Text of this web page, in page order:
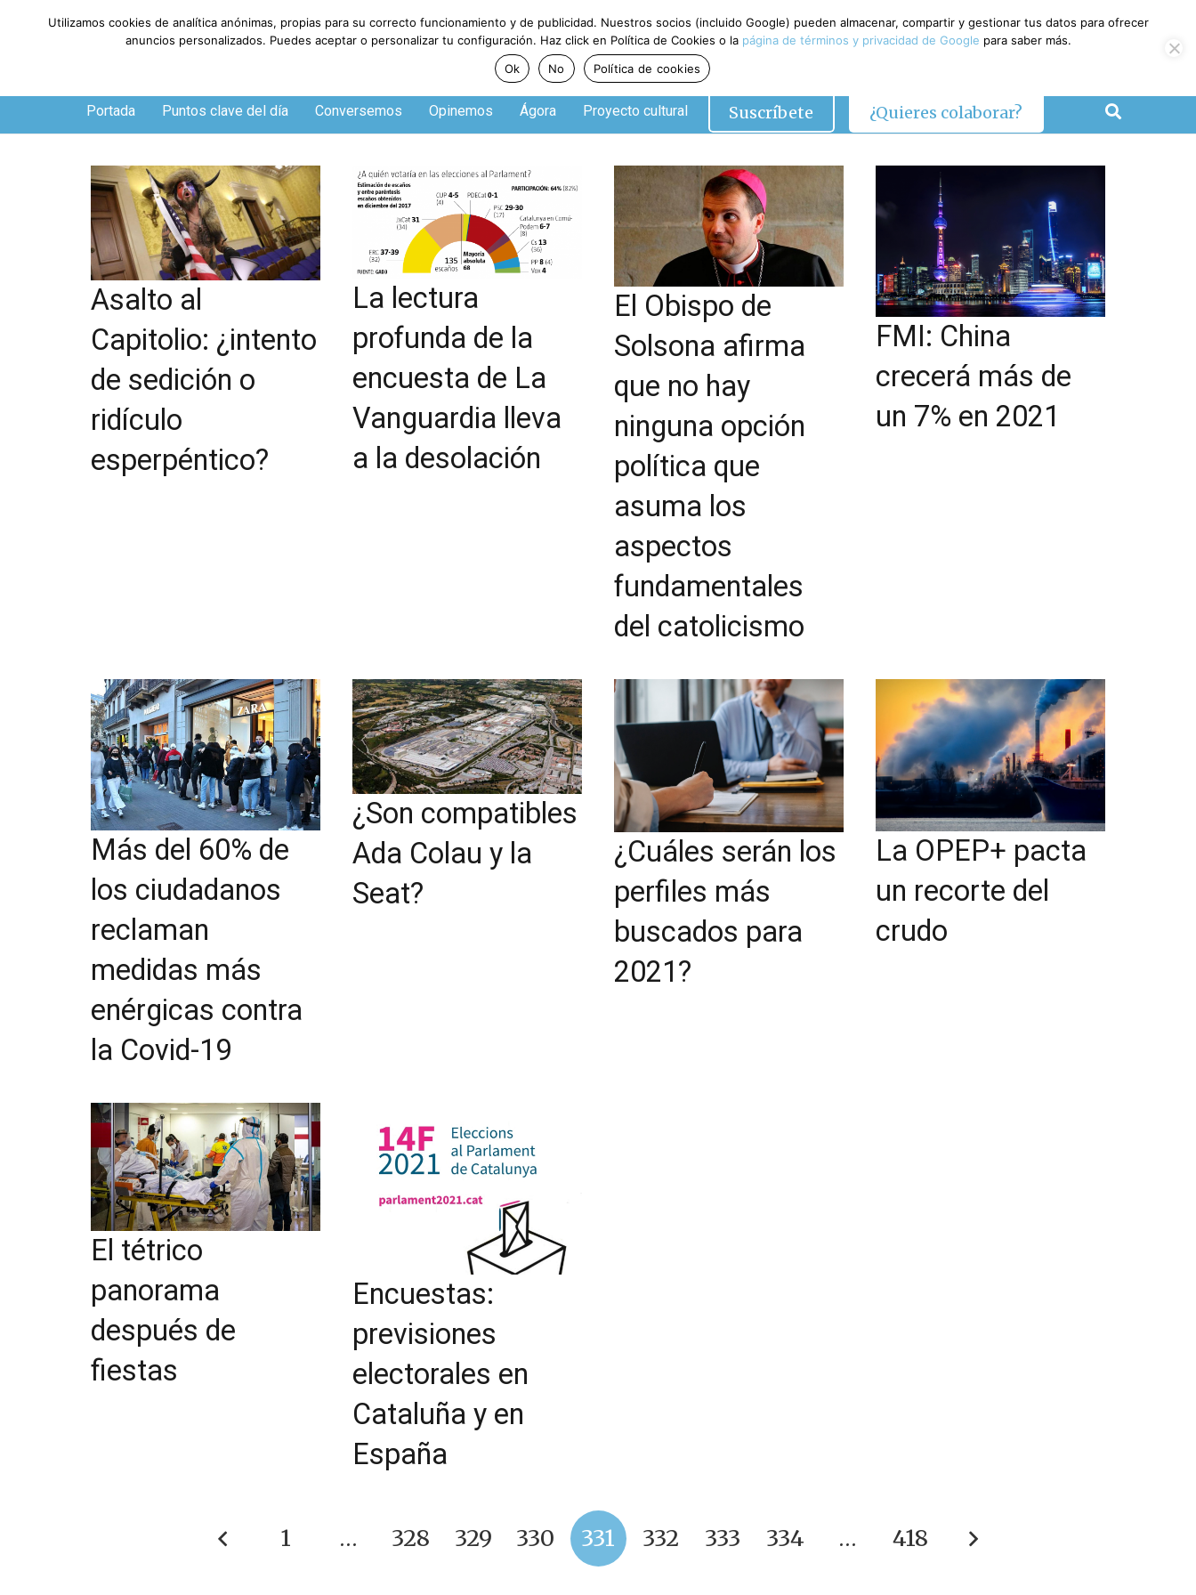
Viernes, 7 de agosto de 2026
Portada Puntos clave del día Conversemos Opinemos Ágora Proyecto cultural Suscríbete ¿Quieres colaborar?
Asalto al
Capitolio: ¿intento
de sedición o
ridículo
esperpéntico?
La lectura
profunda de la
encuesta de La
Vanguardia lleva
a la desolación
El Obispo de
Solsona afirma
que no hay
ninguna opción
política que
asuma los
aspectos
fundamentales
del catolicismo
FMI: China
crecerá más de
un 7% en 2021
Más del 60% de
los ciudadanos
reclaman
medidas más
enérgicas contra
la Covid-19
¿Son compatibles
Ada Colau y la
Seat?
¿Cuáles serán los
perfiles más
buscados para
2021?
La OPEP+ pacta
un recorte del
crudo
El tétrico
panorama
después de
fiestas
Encuestas:
previsiones
electorales en
Cataluña y en
España
1 … 328 329 330 331 332 333 334 … 418
Utilizamos cookies de analítica anónimas, propias para su correcto funcionamiento y de publicidad. Nuestros socios (incluido Google) pueden almacenar, compartir y gestionar tus datos para ofrecer
anuncios personalizados. Puedes aceptar o personalizar tu configuración. Haz click en Política de Cookies o la página de términos y privacidad de Google para saber más.
Ok
No Política de cookies